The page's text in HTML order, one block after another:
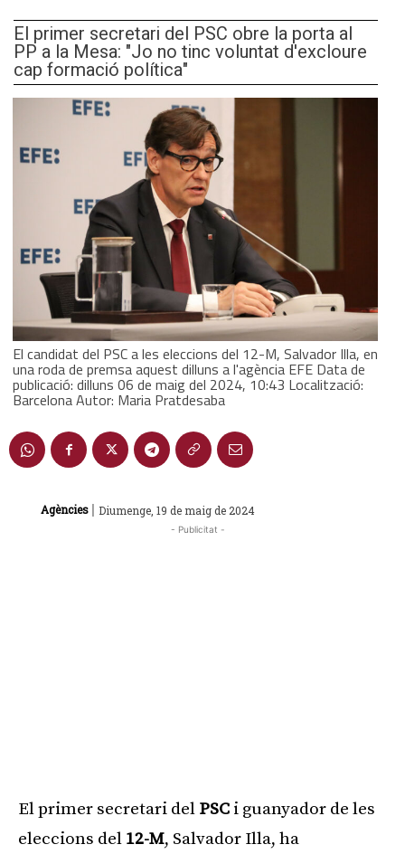
El primer secretari del PSC obre la porta al
PP a la Mesa: "Jo no tinc voluntat d'excloure
cap formació política"
El candidat del PSC a les eleccions del 12-M, Salvador Illa, en
una roda de premsa aquest dilluns a l'agència EFE Data de
publicació: dilluns 06 de maig del 2024, 10:43 Localització:
Barcelona Autor: Maria Pratdesaba
Agències | Diumenge, 19 de maig de 2024
- Publicitat -
El primer secretari del PSC i guanyador de les
eleccions del 12-M, Salvador Illa, ha